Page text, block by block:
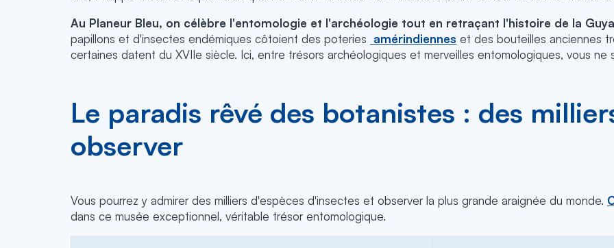
Au Planeur Bleu, on célèbre l'entomologie et l'archéologie tout en retraçant l'histoire de la
papillons et d'insectes endémiques côtoient des poteries amérindiennes et des bouteilles anciennes
certaines datent du XVIIe siècle. Ici, entre trésors archéologiques et merveilles entomologiques, vous
Le paradis rêvé des botanistes : des
observer
Vous pourrez y admirer des milliers d'espèces d'insectes et observer la plus grande araignée du monde.
dans ce musée exceptionnel, véritable trésor entomologique.